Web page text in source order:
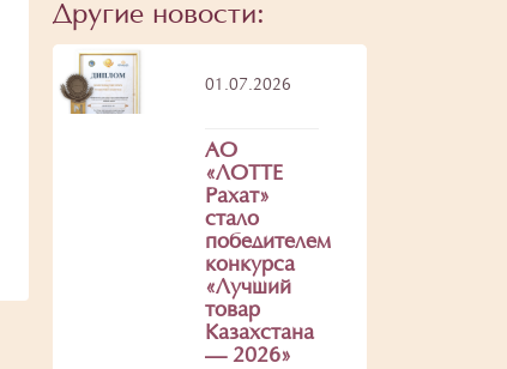
Другие новости:
01.07.2026
АО
«ЛОТТЕ
Рахат»
стало
победителем
конкурса
«Лучший
товар
Казахстана
— 2026»